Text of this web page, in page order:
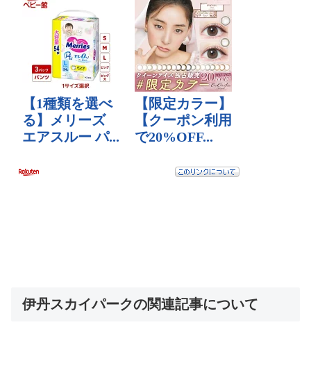
伊丹スカイパークの関連記事について